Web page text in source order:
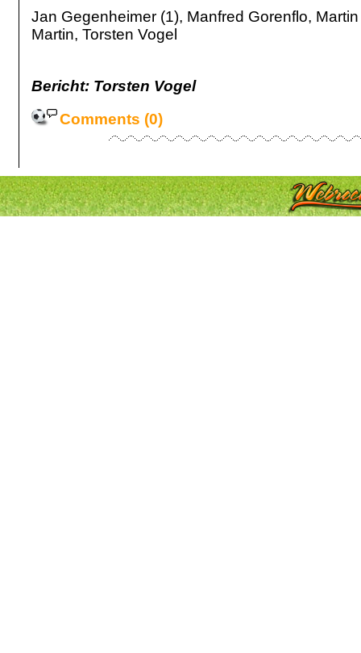
Jan Gegenheimer (1), Manfred Gorenflo,
Martin, Torsten Vogel
Bericht: Torsten Vogel
Comments (0)